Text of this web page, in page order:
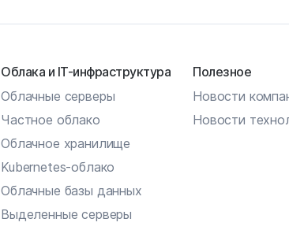
Облака и IT-инфраструктура
Облачные серверы
Частное облако
Облачное хранилище
Kubernetes-облако
Облачные базы данных
Выделенные серверы
Полезное
Новости
Новости